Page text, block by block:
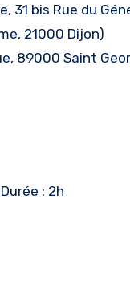
bis Rue du
21000 Dijon)
89000 Saint
: 2h